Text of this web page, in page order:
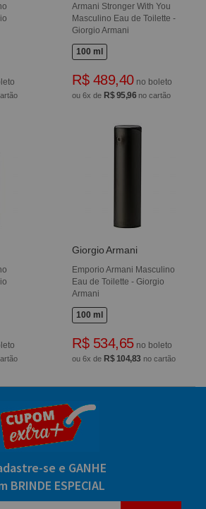
Armani Stronger With You
Masculino Eau de Toilette -
Giorgio Armani
100 ml
R$ 489,40no boleto
ou 6x de R$ 95,96 no cartão
Giorgio Armani
Emporio Armani Masculino
Eau de Toilette - Giorgio
Armani
100 ml
R$ 534,65no boleto
ou 6x de R$ 104,83 no cartão
se e GANHE
BRINDE ESPECIAL